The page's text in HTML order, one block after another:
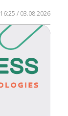
16:25 / 03.08.2026